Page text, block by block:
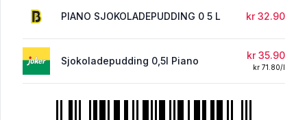
PIANO SJOKOLADEPUDDING 0 5 L kr 32.90
Sjokoladepudding 0,5l Piano kr 35.90
kr 71.80/l